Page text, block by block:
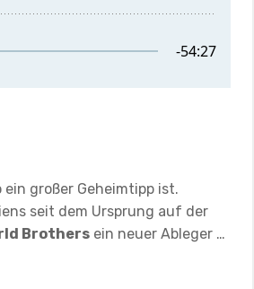
großer Geheimtipp ist.
seit dem Ursprung auf der
Brothers ein neuer Ableger …